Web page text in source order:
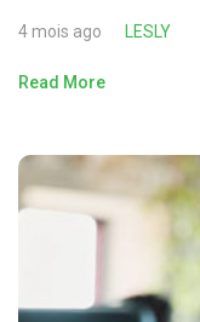
4 mois ago LESLY
Read More